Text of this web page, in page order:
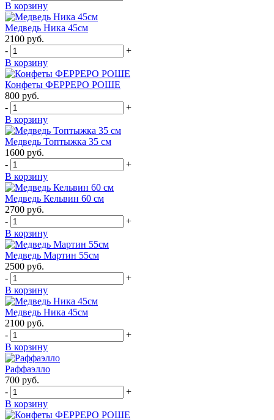
В корзину
Медведь Ника 45см
2100 руб.
-
+
В корзину
Конфеты ФЕРРЕРО РОШЕ
800 руб.
-
+
В корзину
Медведь Топтыжка 35 см
1600 руб.
-
+
В корзину
Медведь Кельвин 60 см
2700 руб.
-
+
В корзину
Медведь Мартин 55см
2500 руб.
-
+
В корзину
Медведь Ника 45см
2100 руб.
-
+
В корзину
Раффаэлло
700 руб.
-
+
В корзину